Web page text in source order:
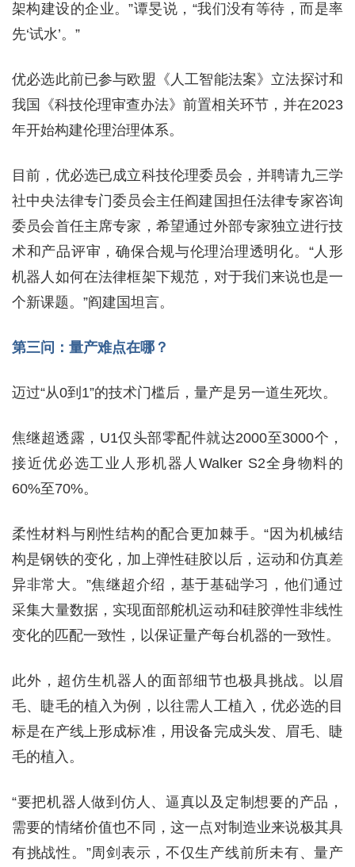
架构建设的企业。”谭旻说，“我们没有等待，而是率
先‘试水’。”
优必选此前已参与欧盟《人工智能法案》立法探讨和
我国《科技伦理审查办法》前置相关环节，并在2023
年开始构建伦理治理体系。
目前，优必选已成立科技伦理委员会，并聘请九三学
社中央法律专门委员会主任阎建国担任法律专家咨询
委员会首任主席专家，希望通过外部专家独立进行技
术和产品评审，确保合规与伦理治理透明化。“人形
机器人如何在法律框架下规范，对于我们来说也是一
个新课题。”阎建国坦言。
第三问：量产难点在哪？
迈过“从0到1”的技术门槛后，量产是另一道生死坎。
焦继超透露，U1仅头部零配件就达2000至3000个，
接近优必选工业人形机器人Walker S2全身物料的
60%至70%。
柔性材料与刚性结构的配合更加棘手。“因为机械结
构是钢铁的变化，加上弹性硅胶以后，运动和仿真差
异非常大。”焦继超介绍，基于基础学习，他们通过
采集大量数据，实现面部舵机运动和硅胶弹性非线性
变化的匹配一致性，以保证量产每台机器的一致性。
此外，超仿生机器人的面部细节也极具挑战。以眉
毛、睫毛的植入为例，以往需人工植入，优必选的目
标是在产线上形成标准，用设备完成头发、眉毛、睫
毛的植入。
“要把机器人做到仿人、逼真以及定制想要的产品，
需要的情绪价值也不同，这一点对制造业来说极其具
有挑战性。”周剑表示，不仅生产线前所未有、量产